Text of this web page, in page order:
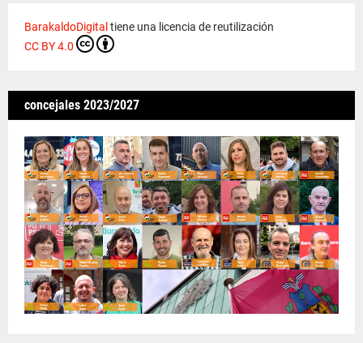
BarakaldoDigital tiene una licencia de reutilización
CC BY 4.0
concejales 2023/2027